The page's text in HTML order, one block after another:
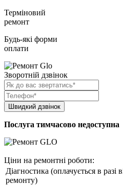
Терміновий
ремонт
Будь-які форми
оплати
Зворотній дзвінок
Послуга тимчасово недоступна
Ціни на ремонтні роботи:
Діагностика (оплачується в разі
ремонту)